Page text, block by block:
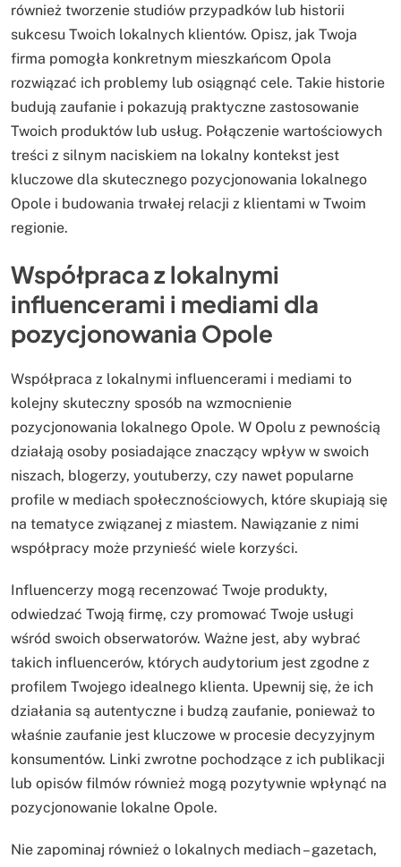
również tworzenie studiów przypadków lub historii
sukcesu Twoich lokalnych klientów. Opisz, jak Twoja
firma pomogła konkretnym mieszkańcom Opola
rozwiązać ich problemy lub osiągnąć cele. Takie historie
budują zaufanie i pokazują praktyczne zastosowanie
Twoich produktów lub usług. Połączenie wartościowych
treści z silnym naciskiem na lokalny kontekst jest
kluczowe dla skutecznego pozycjonowania lokalnego
Opole i budowania trwałej relacji z klientami w Twoim
regionie.
Współpraca z lokalnymi
influencerami i mediami dla
pozycjonowania Opole
Współpraca z lokalnymi influencerami i mediami to
kolejny skuteczny sposób na wzmocnienie
pozycjonowania lokalnego Opole. W Opolu z pewnością
działają osoby posiadające znaczący wpływ w swoich
niszach, blogerzy, youtuberzy, czy nawet popularne
profile w mediach społecznościowych, które skupiają się
na tematyce związanej z miastem. Nawiązanie z nimi
współpracy może przynieść wiele korzyści.
Influencerzy mogą recenzować Twoje produkty,
odwiedzać Twoją firmę, czy promować Twoje usługi
wśród swoich obserwatorów. Ważne jest, aby wybrać
takich influencerów, których audytorium jest zgodne z
profilem Twojego idealnego klienta. Upewnij się, że ich
działania są autentyczne i budzą zaufanie, ponieważ to
właśnie zaufanie jest kluczowe w procesie decyzyjnym
konsumentów. Linki zwrotne pochodzące z ich publikacji
lub opisów filmów również mogą pozytywnie wpłynąć na
pozycjonowanie lokalne Opole.
Nie zapominaj również o lokalnych mediach – gazetach,